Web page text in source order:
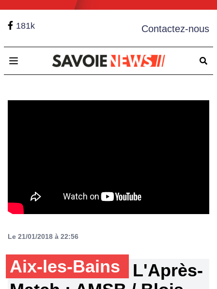
181k Contactez-nous
Open main menu
Le 21/01/2018 à 22:56
Aix-les-Bains
L'Après-